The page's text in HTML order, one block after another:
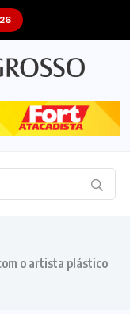
o artista plástico